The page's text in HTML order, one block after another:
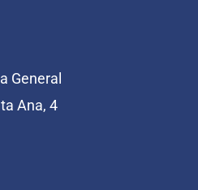
General
Ana, 4